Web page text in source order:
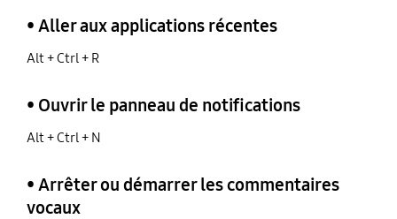
• Aller aux applications récentes
Alt + Ctrl + R
• Ouvrir le panneau de notifications
Alt + Ctrl + N
• Arrêter ou démarrer les commentaires
vocaux